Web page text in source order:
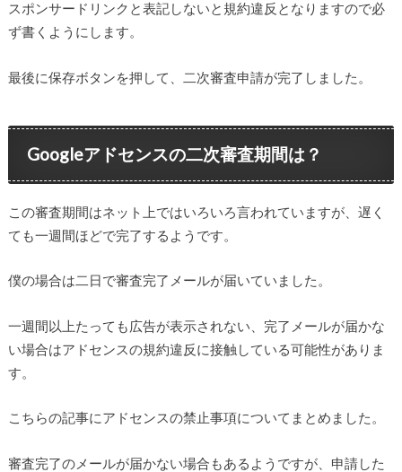
スポンサードリンクと表記しないと規約違反となりますので必
ず書くようにします。
最後に保存ボタンを押して、二次審査申請が完了しました。
Googleアドセンスの二次審査期間は？
この審査期間はネット上ではいろいろ言われていますが、遅く
ても一週間ほどで完了するようです。
僕の場合は二日で審査完了メールが届いていました。
一週間以上たっても広告が表示されない、完了メールが届かな
い場合はアドセンスの規約違反に接触している可能性がありま
す。
こちらの記事にアドセンスの禁止事項についてまとめました。
審査完了のメールが届かない場合もあるようですが、申請した